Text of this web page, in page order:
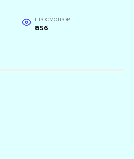
ПРОСМОТРОВ
856